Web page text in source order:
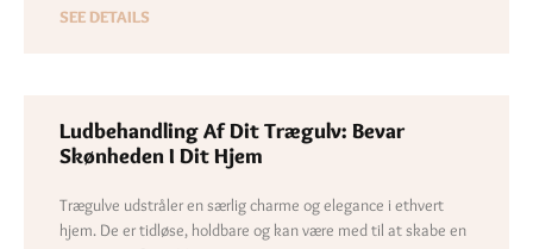
SEE DETAILS
Ludbehandling Af Dit Trægulv: Bevar
Skønheden I Dit Hjem
Trægulve udstråler en særlig charme og elegance i ethvert
hjem. De er tidløse, holdbare og kan være med til at skabe en